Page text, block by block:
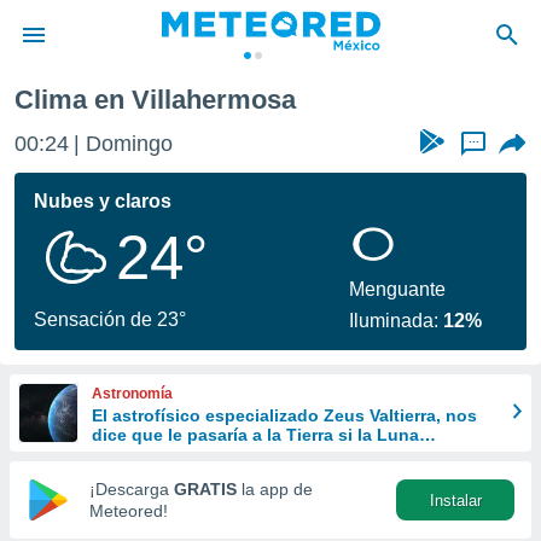
de
ha sido
calidad.
a este
las
y
forma
digital
basada
Clima en Villahermosa
00:24 Domingo ...
Nubes y claros
24°
Sensación de 23°
Menguante
Iluminada: 12%
Astronomía
El astrofísico especializado Zeus Valtierra, nos
dice que le pasaría a la Tierra si la Luna
¡Descarga GRATIS la app de
Meteored!
Instalar